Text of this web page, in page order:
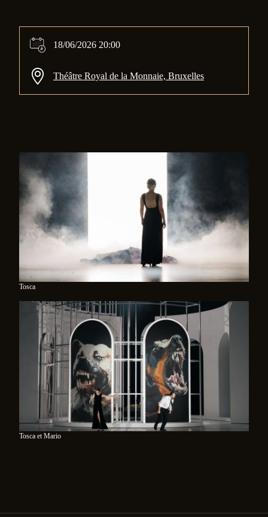
18/06/2026 20:00
Théâtre Royal de la Monnaie, Bruxelles
Tosca
Tosca et Mario